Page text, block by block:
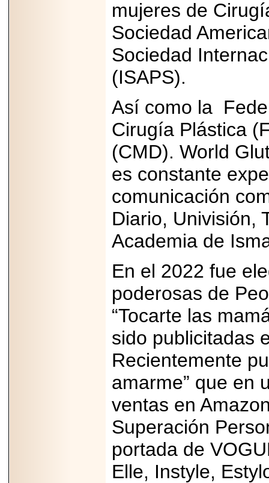
mujeres de
Sociedad
Sociedad
(ISAPS).
Así como la
Cirugía Plástica
(CMD). World
es constante
comunicación
Diario, Univisión,
Academia de
En el 2022 fue
poderosas de
“Tocarte las
sido publicitadas
Recientemente
amarme” que en
ventas en
Superación
portada de
Elle, Instyle,